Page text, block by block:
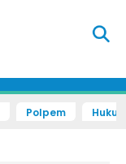
Polpem